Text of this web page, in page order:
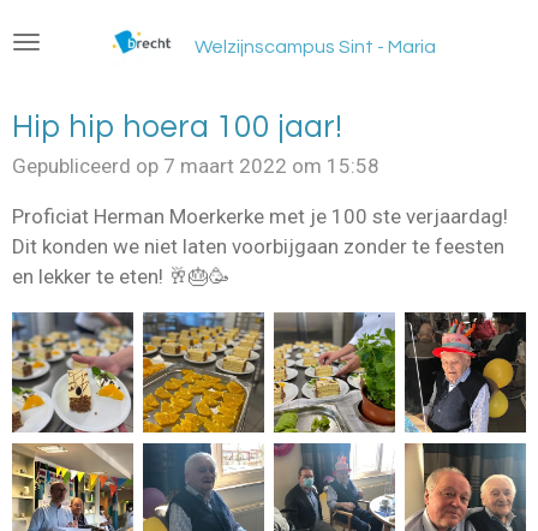
direct
de
hoofdinhoud
Welzijnscampus Sint - Maria
Hip hip hoera 100 jaar!
Gepubliceerd op 7 maart 2022 om 15:58
Proficiat Herman Moerkerke met je 100 ste verjaardag!
Dit konden we niet laten voorbijgaan zonder te feesten
en lekker te eten! 🥂🎂🥳